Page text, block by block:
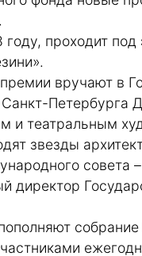
проходит
вручают в
Санкт-
и театральным
звезды
совета
директор